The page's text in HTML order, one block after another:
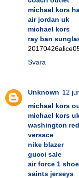
michael kors
air jordan uk
michael kors
ray ban
Svara
Unknown 12
michael kors
michael kors
washington
versace
nike blazer
gucci sale
air force 1
saints jerseys